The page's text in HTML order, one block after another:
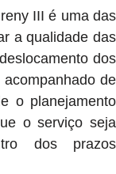
III é uma das
a qualidade das
dos
de
o planejamento
o serviço seja
dos prazos